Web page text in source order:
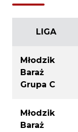
LIGA
Młodzik
Baraż
Grupa C
Młodzik
Baraż